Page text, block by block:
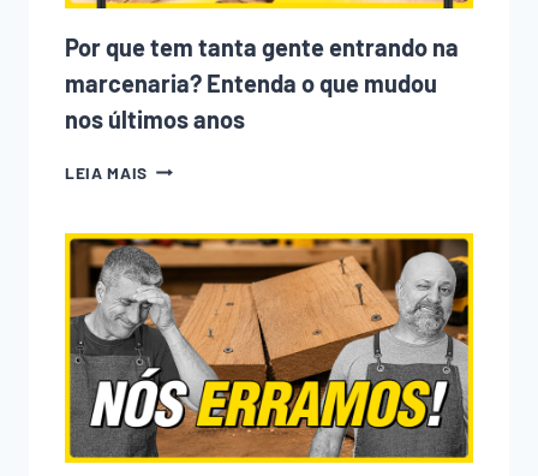
Por que tem tanta gente entrando na
marcenaria? Entenda o que mudou
nos últimos anos
LEIA MAIS POR
TANTA
GENTE
ENTRANDO
NA
MARCENARIA?
ENTENDA
O
QUE
MUDOU
NOS
ÚLTIMOS